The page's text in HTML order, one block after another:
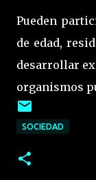
Pueden
de edad,
desarrollar
organismos
SOCIEDAD